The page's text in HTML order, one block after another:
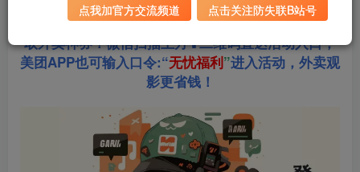
站长合作美团饿了么淘票票三大生活平台，超低价获
取外卖神券！微信扫描上方⬆二维码直达活动入口，
美团APP也可输入口令:“无忧福利”进入活动，外卖观
影更省钱！
点我加官方交流频道 点击关注防失联B站号